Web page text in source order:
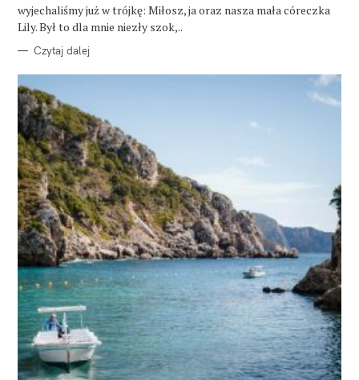
wyjechaliśmy już w trójkę: Miłosz, ja oraz nasza mała córeczka
Lily. Był to dla mnie niezły szok,..
Czytaj dalej